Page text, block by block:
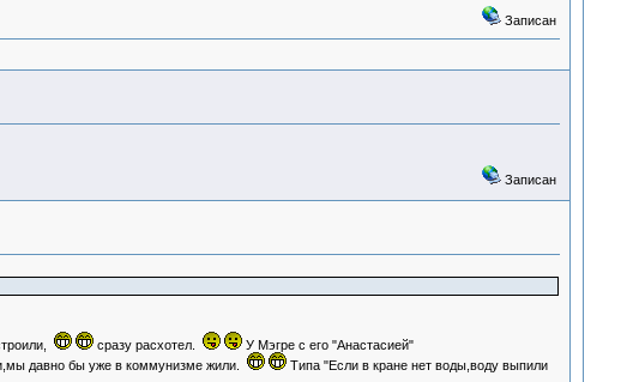
Записан
Записан
сразу расхотел.
У Мэгре с его "Анастасией"
давно бы уже в коммунизме жили.
Типа "Если в кране нет воды,воду выпили